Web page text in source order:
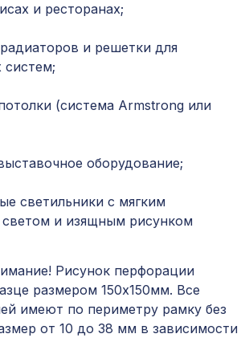
панель ВЕРОНИКА,
ХДФ, клён
дуб светлый, балка
2,1м
панель КВАДРО 11-
ХДФ, клён
150х120мм венге, консоль
ХДФ, клён
"Ясень шимо светлый" в
102 ₽
и ресторанах;
и решетки для
(система Armstrong или
оборудование;
светильники с мягким
светом и изящным рисунком
Рисунок перфорации
размером 150х150мм. Все
имеют по периметру рамку без
от 10 до 38 мм в зависимости